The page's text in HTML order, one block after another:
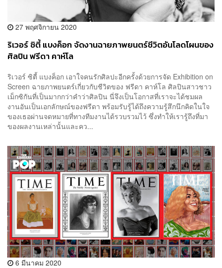
27 พฤศจิกายน 2020
ริเวอร์ ซิตี้ แบงค็อก จัดงานฉายภาพยนตร์ชีวิตอันโลดโผนของ
ศิลปิน ฟรีดา คาห์โล
ริเวอร์ ซิตี้ แบงค็อก เอาใจคนรักศิลปะอีกครั้งด้วยการจัด Exhibition on
Screen ฉายภาพยนตร์เกี่ยวกับชีวิตของ ฟรีดา คาห์โล ศิลปินสาวชาว
เม็กซิกันที่เป็นมากกว่าคำว่าศิลปิน นี่จึงเป็นโอกาสที่เราจะได้ชมผล
งานอันเป็นเอกลักษณ์ของฟรีดา พร้อมรับรู้ได้ถึงความรู้สึกนึกคิดในใจ
ของเธอผ่านจดหมายที่ทางทีมงานได้รวบรวมไว้ ซึ่งทำให้เรารู้ถึงที่มา
ของผลงานเหล่านั้นและคว...
6 มีนาคม 2020